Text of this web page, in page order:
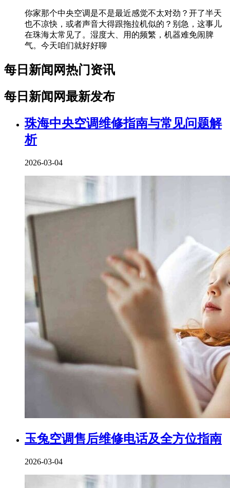
你家那个中央空调是不是最近感觉不太对劲？开了半天
也不凉快，或者声音大得跟拖拉机似的？别急，这事儿
在珠海太常见了。湿度大、用的频繁，机器难免闹脾
气。今天咱们就好好聊
每日新闻网热门资讯
每日新闻网最新发布
珠海中央空调维修指南与常见问题解
析
2026-03-04
玉兔空调售后维修电话及全方位指南
2026-03-04